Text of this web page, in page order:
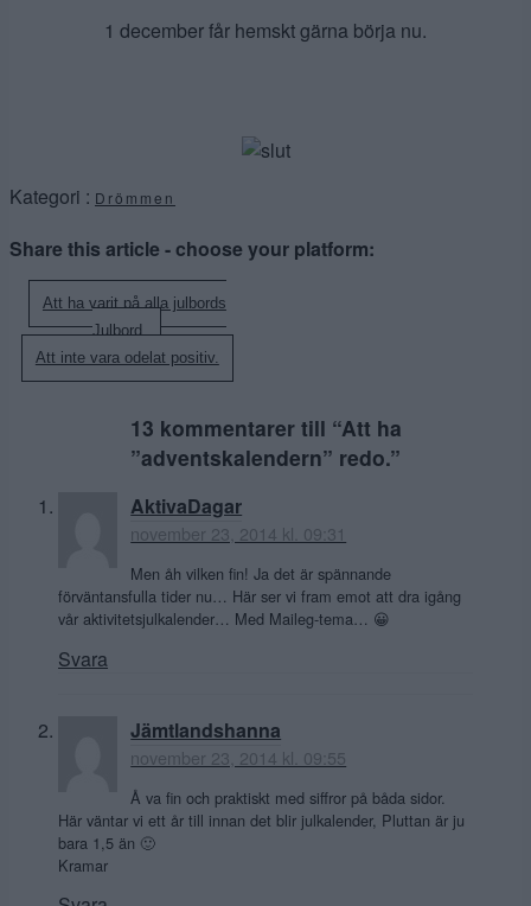
1 december får hemskt gärna börja nu.
Kategori : Drömmen
Share this article - choose your platform:
Inläggsnavigering
Att ha varit på alla julbords
Julbord.
Att inte vara odelat positiv.
13 kommentarer till “Att ha
”adventskalendern” redo.”
AktivaDagar
november 23, 2014 kl. 09:31
Men åh vilken fin! Ja det är spännande
förväntansfulla tider nu… Här ser vi fram emot att dra igång
vår aktivitetsjulkalender… Med Maileg-tema… 😀
Svara
Jämtlandshanna
november 23, 2014 kl. 09:55
Å va fin och praktiskt med siffror på båda sidor.
Här väntar vi ett år till innan det blir julkalender, Pluttan är ju
bara 1,5 än 🙂
Kramar